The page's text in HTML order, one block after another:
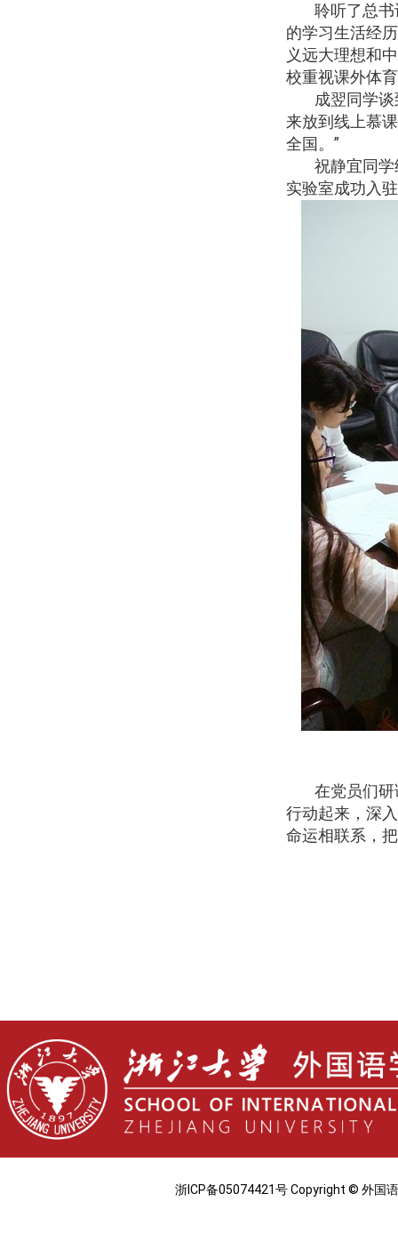
聆听了总
的学习生活经
义远大理想和
校重视课外体
成翌同学
来放到线上慕
全国。”
祝静宜同
实验室成功入
在党员们
行动起来，深
命运相联系，
浙ICP备05074421号 Copyright © 外国